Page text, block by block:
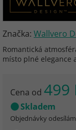
Značka: Wallvero
Romantická
místo plné elegance
Cena od 499
Skladem
Objednávky